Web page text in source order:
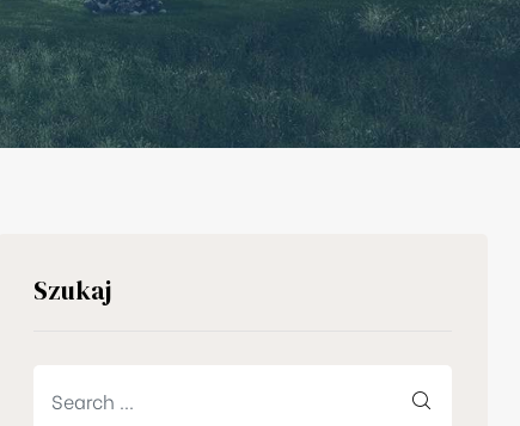
Szukaj